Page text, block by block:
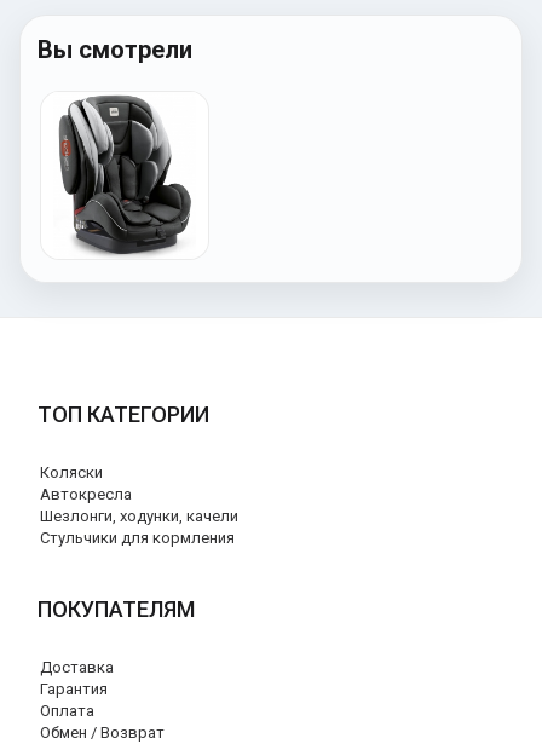
Вы смотрели
ТОП КАТЕГОРИИ
Коляски
Автокресла
Шезлонги, ходунки, качели
Стульчики для кормления
ПОКУПАТЕЛЯМ
Доставка
Гарантия
Оплата
Обмен / Возврат